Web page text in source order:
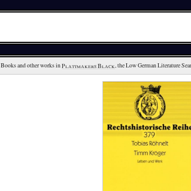
Books and other works in Plattmakers Black, the Low German Literature